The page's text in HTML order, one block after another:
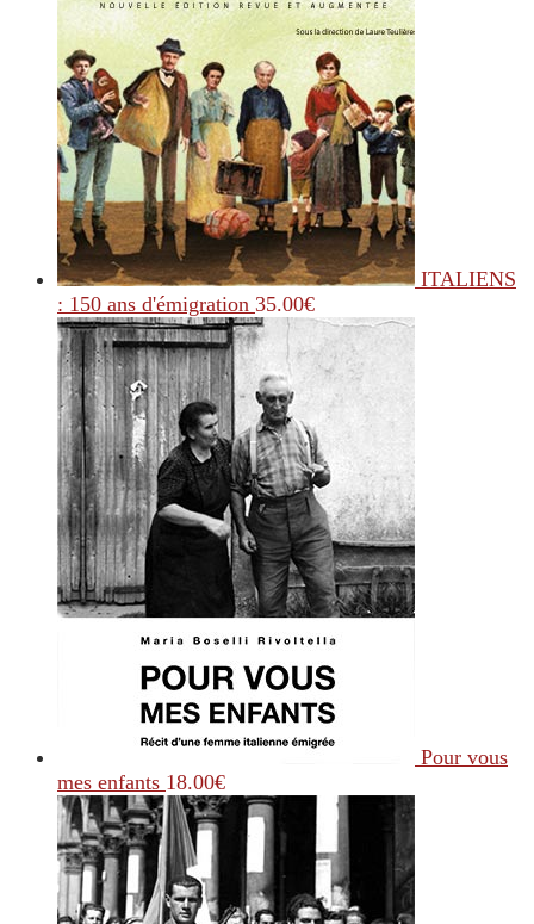
ITALIENS
: 150 ans d'émigration 35.00€
Pour vous
mes enfants 18.00€